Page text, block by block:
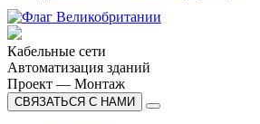
Кабельные сети
Автоматизация зданий
Проект — Монтаж
СВЯЗАТЬСЯ С НАМИ